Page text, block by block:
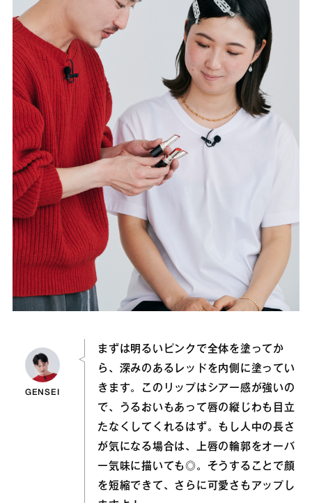
GENSEI
まずは明るいピンクで全体を塗ってか
ら、深みのあるレッドを内側に塗ってい
きます。このリップはシアー感が強いの
で、うるおいもあって唇の縦じわも目立
たなくしてくれるはず。もし人中の長さ
が気になる場合は、上唇の輪郭をオーバ
ー気味に描いても◎。そうすることで顔
を短縮できて、さらに可愛さもアップし